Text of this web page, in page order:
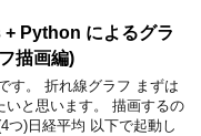
Python によるグラ
描画編)
す。 折れ線グラフ まずは
いと思います。 描画するの
つ)日経平均 以下で起動し